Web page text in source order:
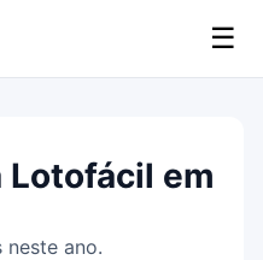
☰
Lotofácil em
ano.